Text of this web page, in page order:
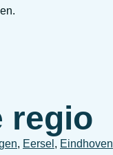
regio
, Eersel , Eindhoven